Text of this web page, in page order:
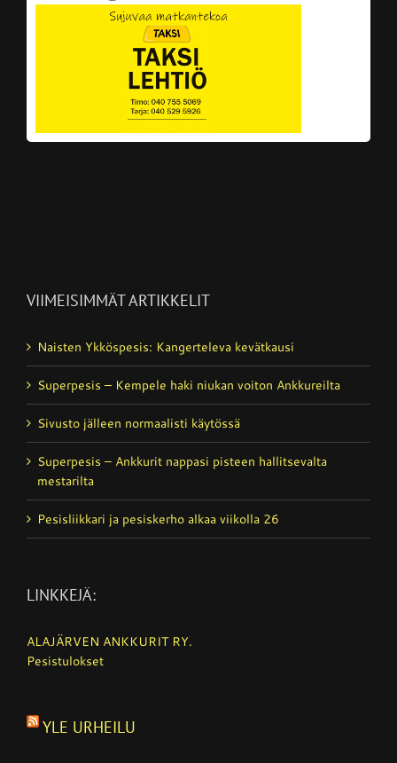
VIIMEISIMMÄT ARTIKKELIT
Naisten Ykköspesis: Kangerteleva kevätkausi
Superpesis – Kempele haki niukan voiton Ankkureilta
Sivusto jälleen normaalisti käytössä
Superpesis – Ankkurit nappasi pisteen hallitsevalta
mestarilta
Pesisliikkari ja pesiskerho alkaa viikolla 26
LINKKEJÄ:
ALAJÄRVEN ANKKURIT RY.
Pesistulokset
YLE URHEILU